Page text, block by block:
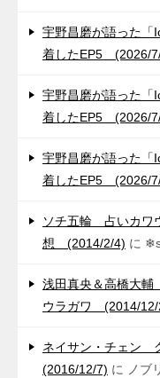
宇野昌磨が語った「
着したEP5 (2026/
宇野昌磨が語った「
着したEP5 (2026/
宇野昌磨が語った「
着したEP5 (2026/
ソチ五輪 占いカワ
想 (2014/2/4) に
浅田真央＆高橋大
ウラガワ (2014/12/
ネイサン・チェン
(2016/12/7) に ノブ